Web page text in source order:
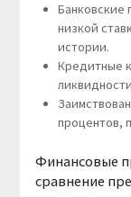
Банковские
низкой
истории.
Кредитные
процентов,
Финансовые
сравнение